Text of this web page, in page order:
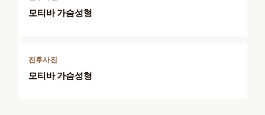
모티바 가슴성형
전후사진
모티바 가슴성형